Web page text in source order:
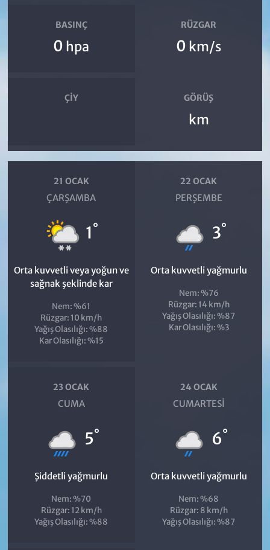
BASINÇ
0 hpa
RÜZGAR
0 km/s
ÇIY GÖRÜŞ
km
21 OCAK
ÇARŞAMBA
1°
Orta kuvvetli veya yoğun ve
sağnak şeklinde kar
Nem: %61
Rüzgar: 10 km/h
Yağış Olasılığı: %88
Kar Olasılığı: %15
22 OCAK
PERŞEMBE
3°
Orta kuvvetli yağmurlu
Nem: %76
Rüzgar: 14 km/h
Yağış Olasılığı: %87
Kar Olasılığı: %3
23 OCAK
CUMA
5°
Şiddetli yağmurlu
Nem: %70
Rüzgar: 12 km/h
Yağış Olasılığı: %88
24 OCAK
CUMARTESI
6°
Orta kuvvetli yağmurlu
Nem: %68
Rüzgar: 8 km/h
Yağış Olasılığı: %87